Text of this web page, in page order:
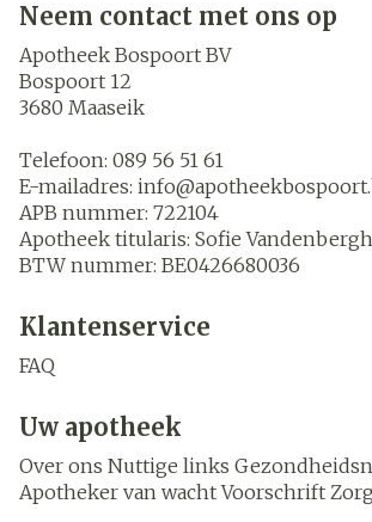
Neem contact met ons op
Apotheek Bospoort BV
Bospoort 12
3680 Maaseik
Telefoon: 089 56 51 61
E-mailadres: info@
APB nummer: 722104
Apotheek titularis: Sofie
BTW nummer: BE0426680036
Klantenservice
FAQ
Uw apotheek
Over ons Nuttige links
Apotheker van wacht Voorschrift